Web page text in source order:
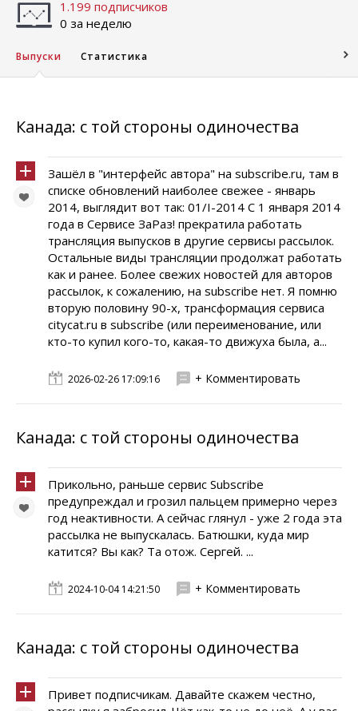
1.199 подписчиков
0 за неделю
Выпуски Статистика
Канада: с той стороны одиночества
Зашёл в "интерфейс автора" на subscribe.ru, там в
списке обновлений наиболее свежее - январь
2014, выглядит вот так: 01/I-2014 C 1 января 2014
года в Сервисе ЗаРаз! прекратила работать
трансляция выпусков в другие сервисы рассылок.
Остальные виды трансляции продолжат работать
как и ранее. Более свежих новостей для авторов
рассылок, к сожалению, на subscribe нет. Я помню
вторую половину 90-х, трансформация сервиса
citycat.ru в subscribe (или переименование, или
кто-то купил кого-то, какая-то движуха была, а...
2026-02-26 17:09:16 + Комментировать
Канада: с той стороны одиночества
Прикольно, раньше сервис Subscribe
предупреждал и грозил пальцем примерно через
год неактивности. А сейчас глянул - уже 2 года эта
рассылка не выпускалась. Батюшки, куда мир
катится? Вы как? Та отож. Сергей. ...
2024-10-04 14:21:50 + Комментировать
Канада: с той стороны одиночества
Привет подписчикам. Давайте скажем честно,